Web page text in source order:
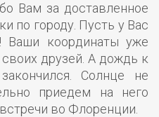
Вам за доставленное
по городу. Пусть у Вас
Ваши координаты уже
друзей. А дождь к
Солнце не
приедем на него
во Флоренции.